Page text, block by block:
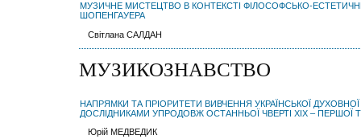
МУЗИЧНЕ МИСТЕЦТВО В КОНТЕКСТІ ФІЛОСОФСЬКО-
ШОПЕНГАУЕРА
Світлана САЛДАН
МУЗИКОЗНАВСТВО
НАПРЯМКИ ТА ПРІОРИТЕТИ ВИВЧЕННЯ УКРАЇНСЬКОЇ ДУХОВНОЇ
ДОСЛІДНИКАМИ УПРОДОВЖ ОСТАННЬОЇ ЧВЕРТІ ХІХ – ПЕРШОЇ
Юрій МЕДВЕДИК